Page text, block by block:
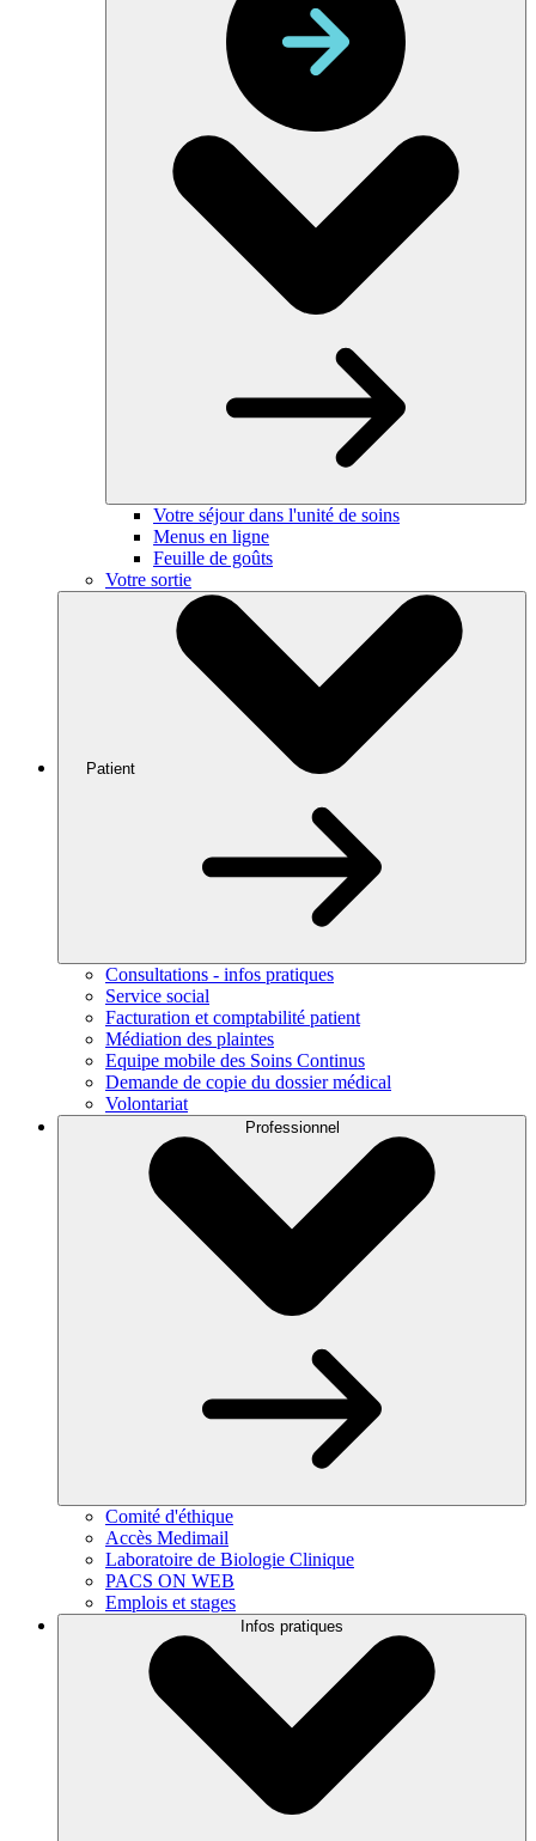
Votre séjour dans l'unité de soins
Menus en ligne
Feuille de goûts
Votre sortie
Patient
Consultations - infos pratiques
Service social
Facturation et comptabilité patient
Médiation des plaintes
Equipe mobile des Soins Continus
Demande de copie du dossier médical
Volontariat
Professionnel
Comité d'éthique
Accès Medimail
Laboratoire de Biologie Clinique
PACS ON WEB
Emplois et stages
Infos pratiques